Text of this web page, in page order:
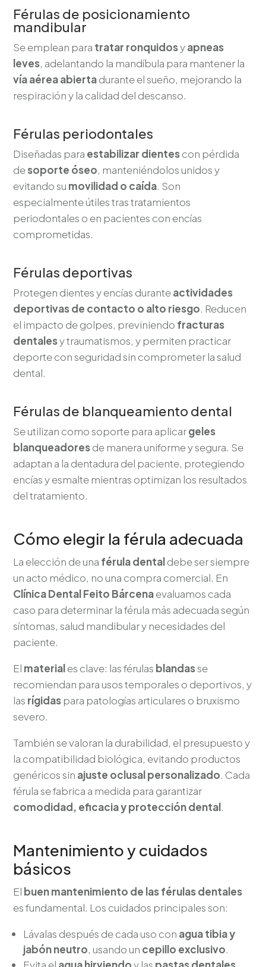
Férulas de posicionamiento
mandibular
Se emplean para tratar ronquidosyapneas
leves, adelantando la mandíbula para mantener la
vía aérea abiertadurante el sueño, mejorando la
respiración y la calidad del descanso.
Férulas periodontales
Diseñadas para estabilizar dientescon pérdida
desoporte óseo, manteniéndolos unidos y
evitando su movilidad o caída. Son
especialmente útiles tras tratamientos
periodontales o en pacientes con encías
comprometidas.
Férulas deportivas
Protegen dientes y encías duranteactividades
deportivas de contacto o alto riesgo. Reducen
el impacto de golpes, previniendo fracturas
dentalesy traumatismos, y permiten practicar
deporte con seguridad sin comprometer la salud
dental.
Férulas de blanqueamiento dental
Se utilizan como soporte para aplicargeles
blanqueadoresde manera uniforme y segura. Se
adaptan a la dentadura del paciente, protegiendo
encías y esmalte mientras optimizan los resultados
del tratamiento.
Cómo elegir la férula adecuada
La elección de una férula dentaldebe ser siempre
un acto médico, no una compra comercial. En
Clínica Dental Feito Bárcenaevaluamos cada
caso para determinar la férula más adecuada según
síntomas, salud mandibular y necesidades del
paciente.
El materiales clave: las férulas blandasse
recomiendan para usos temporales o deportivos, y
las rígidas para patologías articulares o bruxismo
severo.
También se valoran la durabilidad, el presupuesto y
la compatibilidad biológica, evitando productos
genéricos sin ajuste oclusal personalizado. Cada
férula se fabrica a medida para garantizar
comodidad, eficacia y protección dental.
Mantenimiento y cuidados
básicos
El buen mantenimiento de las férulas dentales
es fundamental. Los cuidados principales son:
Lávalas después de cada uso con agua tibia y
jabón neutro, usando un cepillo exclusivo.